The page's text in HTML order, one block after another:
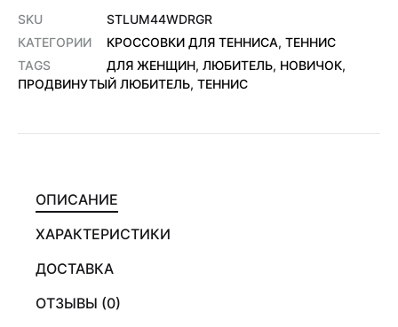
SKU
STLUM44WDRGR
КАТЕГОРИИ
КРОССОВКИ ДЛЯ ТЕННИСА, ТЕННИС
TAGS
ДЛЯ ЖЕНЩИН, ЛЮБИТЕЛЬ, НОВИЧОК,
ПРОДВИНУТЫЙ ЛЮБИТЕЛЬ, ТЕННИС
ОПИСАНИЕ
ХАРАКТЕРИСТИКИ
ДОСТАВКА
ОТЗЫВЫ (0)